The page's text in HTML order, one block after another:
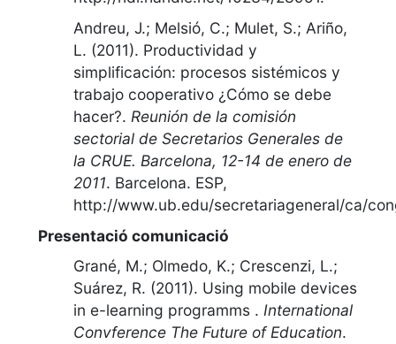
Andreu, J.; Melsió, C.; Mulet, S.; Ariño,
L. (2011). Productividad y
simplificación: procesos sistémicos y
trabajo cooperativo ¿Cómo se debe
hacer?. Reunión de la comisión
sectorial de Secretarios Generales de
la CRUE. Barcelona, 12-14 de enero de
2011. Barcelona. ESP,
http://www.ub.edu/secretariageneral/ca/
Presentació comunicació
Grané, M.; Olmedo, K.; Crescenzi, L.;
Suárez, R. (2011). Using mobile devices
in e-learning programms . International
Convference The Future of Education.